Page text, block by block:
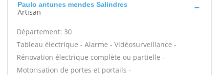
Paulo antunes mendes Salindres
Artisan
Département: 30
Tableau électrique - Alarme - Vidéosurveillance -
Rénovation électrique complète ou partielle -
Motorisation de portes et portails -